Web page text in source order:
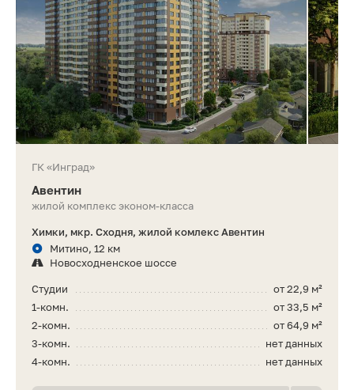
ГК «Инград»
Авентин
жилой комплекс эконом-класса
Химки, мкр. Сходня, жилой комлекс Авентин
Митино, 12 км
Новосходненское шоссе
от 22,9 м²
Студии
от 33,5 м²
1-комн.
от 64,9 м²
2-комн.
нет данных
3-комн.
нет данных
4-комн.